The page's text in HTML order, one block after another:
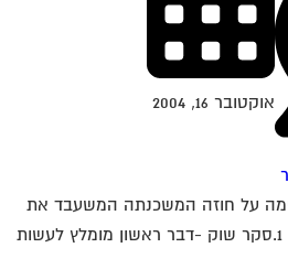
אוקטובר 16, 2004
על חוזה המשכנתה המשעבד את
רוכשי הדירות לעשרות שנים . 1.סקר שוק -דבר ראשון מומלץ לעשות